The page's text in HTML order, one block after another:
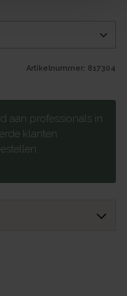
Artikelnummer: 817304
aan professionals in
klanten